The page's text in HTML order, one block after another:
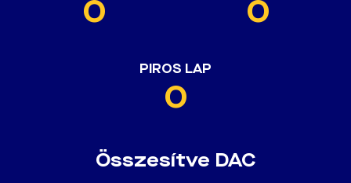
0 0
PIROS LAP
0
Összesítve DAC